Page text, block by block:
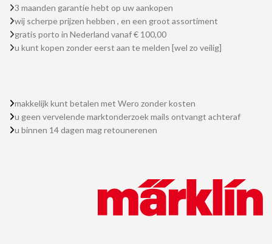
3 maanden garantie hebt op uw aankopen
wij scherpe prijzen hebben , en een groot assortiment
gratis porto in Nederland vanaf € 100,00
u kunt kopen zonder eerst aan te melden [wel zo veilig]
makkelijk kunt betalen met Wero zonder kosten
u geen vervelende marktonderzoek mails ontvangt achteraf
u binnen 14 dagen mag retounerenen